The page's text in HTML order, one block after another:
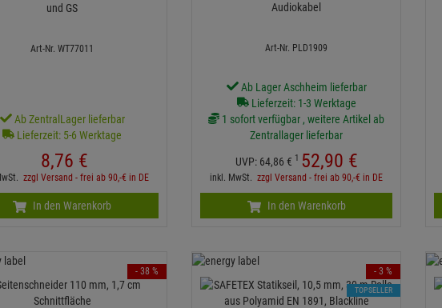
und GS
Art-Nr. WT77011
Ab ZentralLager lieferbar
Lieferzeit: 5-6 Werktage
8,76 €
zzgl Versand - frei ab 90,-€ in DE
In den Warenkorb
Audiokabel
Art-Nr. PLD1909
Ab Lager Aschheim lieferbar
Lieferzeit: 1-3 Werktage
1 sofort verfügbar , weitere Artikel ab
Zentrallager lieferbar
UVP: 64,86 € 1 52,90 €
inkl. MwSt.zzgl Versand - frei ab 90,-€ in DE
In den Warenkorb
- 38 % - 3 %
TOPSELLER